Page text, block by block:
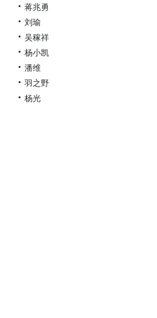
蒋兆勇
刘瑜
吴稼祥
杨小凯
潘维
羽之野
杨光